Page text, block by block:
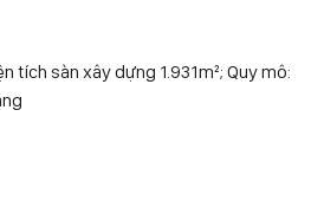
tích sàn xây dựng 1.931m²; Quy mô: